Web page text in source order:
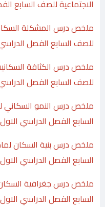
الاجتماعية للصف السابع
ملخص درس المشكلة
للصف السابع الفصل
ملخص درس الكثافة
للصف السابع الفصل
ملخص درس النمو السكاني
السابع الفصل الدراسي الاول
ملخص درس بنية السكان
السابع الفصل الدراسي الاول
ملخص درس جغرافية السكان
السابع الفصل الدراسي الاول